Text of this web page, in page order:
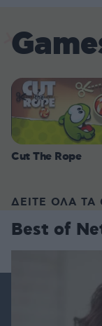
Cut The Rope
ΔΕΙΤΕ ΟΛΑ ΤΑ
Best of